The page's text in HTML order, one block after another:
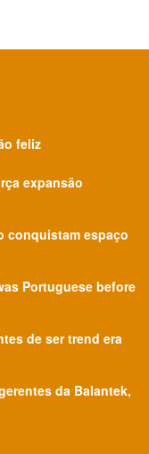
feliz
expansão
conquistam espaço
Portuguese before
de ser trend era
da Balantek,